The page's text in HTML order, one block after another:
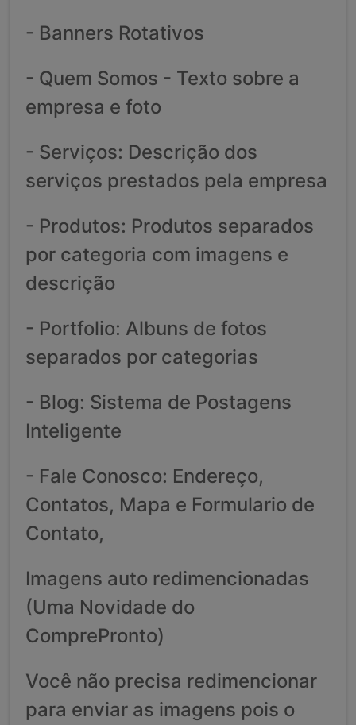
- Banners Rotativos
- Quem Somos - Texto sobre a
empresa e foto
- Serviços: Descrição dos
serviços prestados pela empresa
- Produtos: Produtos separados
por categoria com imagens e
descrição
- Portfolio: Albuns de fotos
separados por categorias
- Blog: Sistema de Postagens
Inteligente
- Fale Conosco: Endereço,
Contatos, Mapa e Formulario de
Contato,
Imagens auto redimencionadas
(Uma Novidade do
ComprePronto)
Você não precisa redimencionar
para enviar as imagens pois o